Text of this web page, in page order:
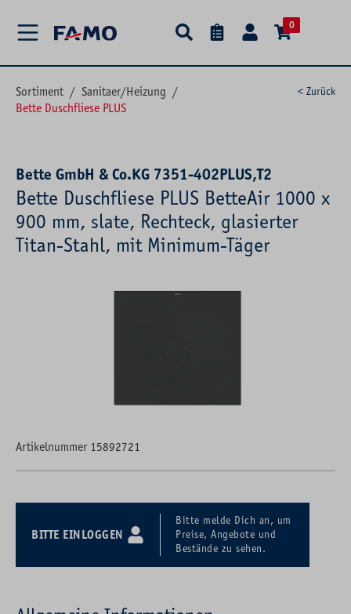
0
Sortiment / Sanitaer/Heizung /
Bette Duschfliese PLUS
< Zurück
Bette GmbH & Co.KG 7351-402PLUS,T2
Bette Duschfliese PLUS BetteAir 1000 x
900 mm, slate, Rechteck, glasierter
Titan-Stahl, mit Minimum-Täger
Artikelnummer 15892721
BITTE EINLOGGEN
Bitte melde Dich an, um
Preise, Angebote und
Bestände zu sehen.